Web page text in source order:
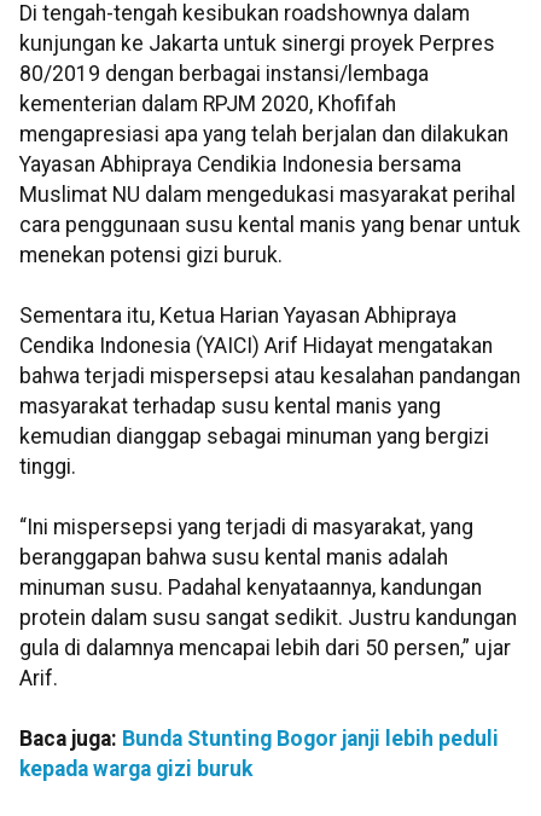
Di tengah-tengah kesibukan roadshownya dalam
kunjungan ke Jakarta untuk sinergi proyek Perpres
80/2019 dengan berbagai instansi/lembaga
kementerian dalam RPJM 2020, Khofifah
mengapresiasi apa yang telah berjalan dan dilakukan
Yayasan Abhipraya Cendikia Indonesia bersama
Muslimat NU dalam mengedukasi masyarakat perihal
cara penggunaan susu kental manis yang benar untuk
menekan potensi gizi buruk.
Sementara itu, Ketua Harian Yayasan Abhipraya
Cendika Indonesia (YAICI) Arif Hidayat mengatakan
bahwa terjadi mispersepsi atau kesalahan pandangan
masyarakat terhadap susu kental manis yang
kemudian dianggap sebagai minuman yang bergizi
tinggi.
“Ini mispersepsi yang terjadi di masyarakat, yang
beranggapan bahwa susu kental manis adalah
minuman susu. Padahal kenyataannya, kandungan
protein dalam susu sangat sedikit. Justru kandungan
gula di dalamnya mencapai lebih dari 50 persen,” ujar
Arif.
Baca juga: Bunda Stunting Bogor janji lebih peduli
kepada warga gizi buruk